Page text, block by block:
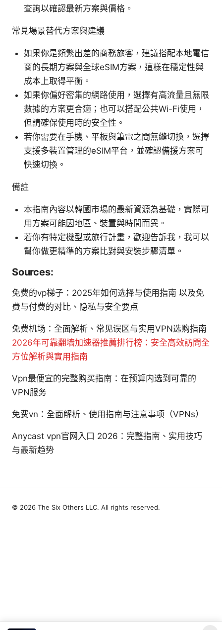
查詢以確認最新方案與價格。
常見場景替代方案與建議
如果你是頻繁出差的商務旅客，建議搭配本地電信
商的長期方案與全球eSIM方案，這樣在穩定性與
成本上取得平衡。
如果你偏好密集的網路使用，選擇有高流量且無限
數據的方案更合適；也可以搭配公共Wi-Fi使用，
但請確保使用時的安全性。
若你需要在手機、平板與筆電之間無縫切換，選擇
支援多裝置管理的eSIM平台，並確認備援方案可
快速切換。
備註
本指南內容以韓國市場的最新資源為基礎，實際可
用方案可能因地區、裝置與時間而異。
若你有特定機型或旅行計畫，歡迎告訴我，我可以
幫你做更精準的方案比對與安裝步驟清單。
Sources:
免费的vp梯子：2025年如何选择与使用指南 以及免
费与付费的对比、隐私与安全要点
免费机场：全面解析、常见误区与实用VPN选购指南
2026年可靠翻墙加速器推薦排行榜：安全高效訪問全
方位解析與實用指南
Vpn最便宜的完整购买指南：在预算内选到可靠的
VPN服务
免费vn：全面解析、使用指南与注意事项（VPNs）
Anycast vpn官网入口 2026：完整指南、实用技巧
与最新趋势
© 2026 The Six Others LLC. All rights reserved.